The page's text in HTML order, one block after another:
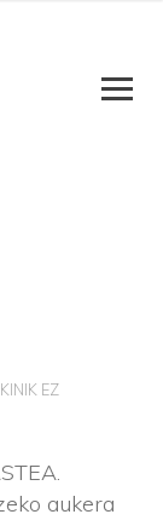
EZ
aukera